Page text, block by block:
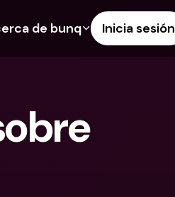
de crédito
IBAN extranjeros
de bunq
Blog
Informa de un problema
Inicia sesión